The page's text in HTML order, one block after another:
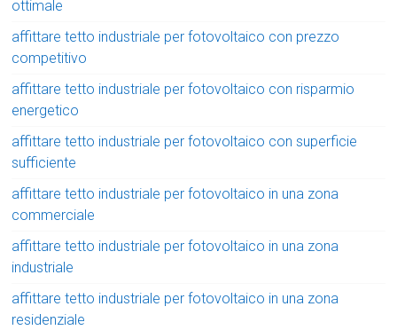
ottimale
affittare tetto industriale per fotovoltaico con prezzo
competitivo
affittare tetto industriale per fotovoltaico con risparmio
energetico
affittare tetto industriale per fotovoltaico con superficie
sufficiente
affittare tetto industriale per fotovoltaico in una zona
commerciale
affittare tetto industriale per fotovoltaico in una zona
industriale
affittare tetto industriale per fotovoltaico in una zona
residenziale